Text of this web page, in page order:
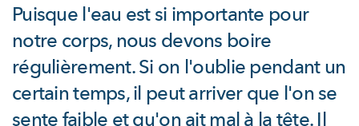
Puisque l'eau est si importante pour
notre corps, nous devons boire
régulièrement. Si on l'oublie pendant un
certain temps, il peut arriver que l'on se
sente faible et qu'on ait mal à la tête. Il